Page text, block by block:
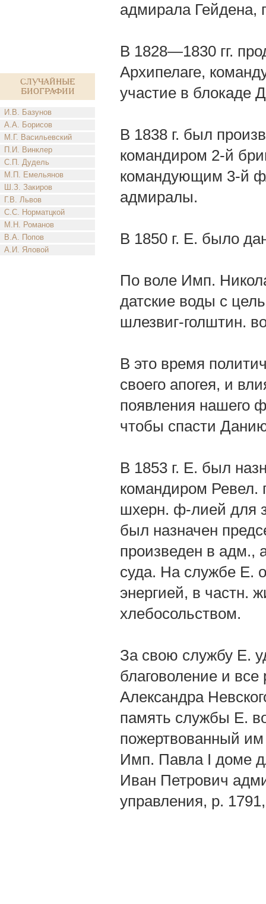
Случайные
биографии
И.В. Базунов
А.А. Борисов
М.Г. Васильевский
П.И. Винклер
С.П. Дудель
М.П. Емельянов
Ш.З. Закиров
Г.В. Львов
С.С. Норматцкой
М.Н. Романов
В.А. Попов
А.И. Яловой
адмирала Гейдена,
В 1828—1830 гг.
Архипелаге,
участие в блокаде
В 1838 г. был
командиром 2-й
командующим 3-й
адмиралы.
В 1850 г. Е. было
По воле Имп.
датские воды с
шлезвиг-голштин.
В это время
своего апогея, и
появления нашего
чтобы спасти
В 1853 г. Е. был
командиром Ревел.
шхерн. ф-лией для
был назначен
произведен в адм.,
суда. На службе Е.
энергией, в частн.
хлебосольством.
За свою службу Е.
благоволение и все
Александра
память службы Е.
пожертвованный
Имп. Павла I доме
Иван Петрович
управления, р.